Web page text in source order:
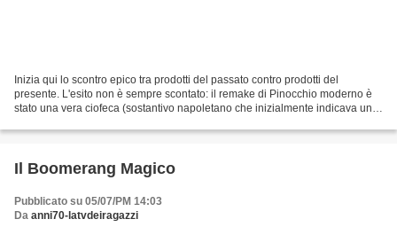
Inizia qui lo scontro epico tra prodotti del passato contro prodotti del
presente. L'esito non è sempre scontato: il remake di Pinocchio moderno è
stato una vera ciofeca (sostantivo napoletano che inizialmente indicava un
Il Boomerang Magico
Pubblicato su 05/07/PM 14:03
Da anni70-latvdeiragazzi